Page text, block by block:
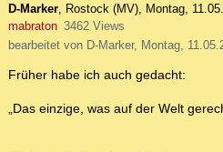
D-Marker, Rostock (MV), Montag,
mabraton 3462 Views
bearbeitet von D-Marker, Montag,
Früher habe ich auch gedacht:
„Das einzige, was auf der Welt